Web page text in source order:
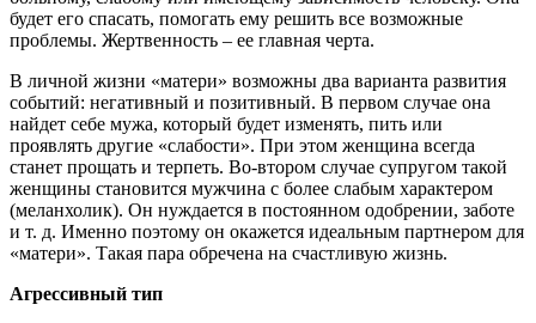
будет его спасать, помогать ему решить все возможные
проблемы. Жертвенность – ее главная черта.
В личной жизни «матери» возможны два варианта развития
событий: негативный и позитивный. В первом случае она
найдет себе мужа, который будет изменять, пить или
проявлять другие «слабости». При этом женщина всегда
станет прощать и терпеть. Во-втором случае супругом такой
женщины становится мужчина с более слабым характером
(меланхолик). Он нуждается в постоянном одобрении, заботе
и т. д. Именно поэтому он окажется идеальным партнером для
«матери». Такая пара обречена на счастливую жизнь.
Агрессивный тип